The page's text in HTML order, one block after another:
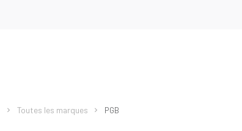
Toutes les marques PGB